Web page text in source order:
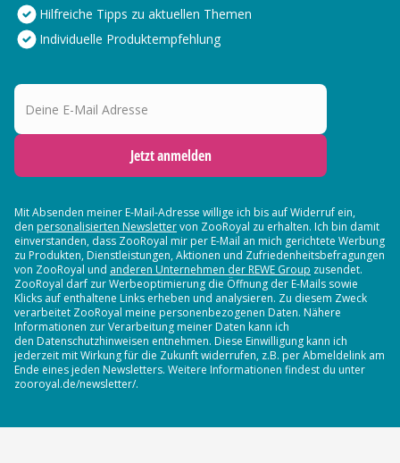
Hilfreiche Tipps zu aktuellen Themen
Individuelle Produktempfehlung
Deine E-Mail Adresse
Jetzt anmelden
Mit Absenden meiner E-Mail-Adresse willige ich bis auf Widerruf ein,
den personalisierten Newslettervon ZooRoyal zu erhalten. Ich bin damit
einverstanden, dass ZooRoyal mir per E-Mail an mich gerichtete Werbung
zu Produkten, Dienstleistungen, Aktionen und Zufriedenheitsbefragungen
von ZooRoyal und anderen Unternehmen der REWE Group zusendet.
ZooRoyal darf zur Werbeoptimierung die Öffnung der E-Mails sowie
Klicks auf enthaltene Links erheben und analysieren. Zu diesem Zweck
verarbeitet ZooRoyal meine personenbezogenen Daten. Nähere
Informationen zur Verarbeitung meiner Daten kann ich
den Datenschutzhinweisen entnehmen. Diese Einwilligung kann ich
jederzeit mit Wirkung für die Zukunft widerrufen, z.B. per Abmeldelink am
Ende eines jeden Newsletters. Weitere Informationen findest du unter
zooroyal.de/newsletter/.